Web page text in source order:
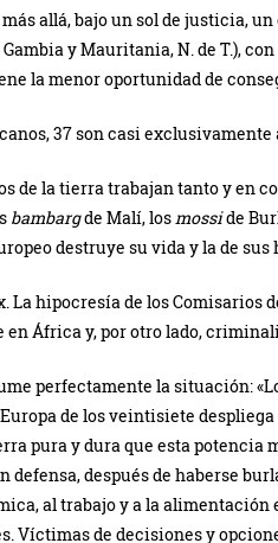
allá, bajo un sol de justicia,
y Mauritania, N. de T.),
la menor oportunidad de
37 son casi
de la tierra trabajan tanto y en
bambargde Malí, losmosside
destruye su vida y la de sus
La hipocresía de los Comisarios
África y, por otro lado,
perfectamente la situación:
de los veintisiete
pura y dura que esta
defensa, después de haberse
al trabajo y a la alimentación
Víctimas de decisiones y